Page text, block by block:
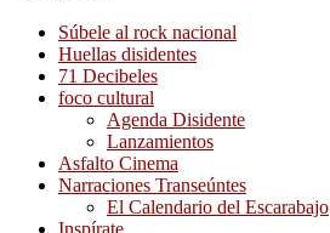
Súbele al rock nacional
Huellas disidentes
71 Decibeles
foco cultural
Agenda Disidente
Lanzamientos
Asfalto Cinema
Narraciones Transeúntes
El Calendario del Escarabajo